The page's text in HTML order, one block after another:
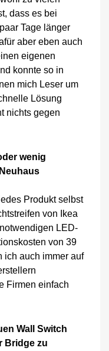
dass es bei
Tage länger
aber eben auch
eigenen
konnte so in
mich Leser um
Lösung
nichts gegen
wenig
Produkt selbst
von Ikea
LED-
von 39
ich auch immer auf
Firmen einfach
Wall Switch
Bridge zu